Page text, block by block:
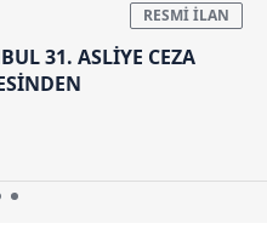
yapılması, amaçlarıyla
kullanılacaktır.
yer alan panel
ilişkin detaylı bilgi
31. ASLİYE CEZA